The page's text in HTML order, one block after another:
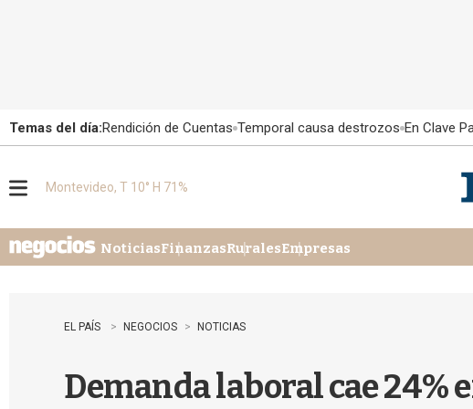
Temas del día:Rendición de Cuentas Temporal causa destrozos En Clave
u
Montevideo, T 10° H 71%
NoticiasFinanzasRuralesEmpresas
EL PAÍS NEGOCIOS NOTICIAS
Demanda laboral cae 24%